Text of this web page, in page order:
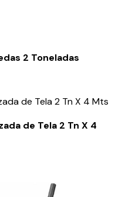
2 Toneladas
de Tela 2 Tn X 4